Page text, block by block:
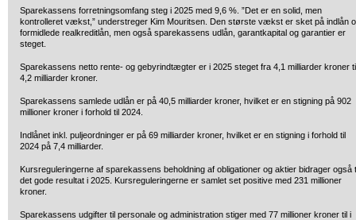
Sparekassens forretningsomfang steg i 2025 med 9,6 %. ”Det er en solid, men
kontrolleret vækst,” understreger Kim Mouritsen. Den største vækst er sket på indlån
formidlede realkreditlån, men også sparekassens udlån, garantkapital og garantier er
steget.
Sparekassens netto rente- og gebyrindtægter er i 2025 steget fra 4,1 milliarder kroner
4,2 milliarder kroner.
Sparekassens samlede udlån er på 40,5 milliarder kroner, hvilket er en stigning på 902
millioner kroner i forhold til 2024.
Indlånet inkl. puljeordninger er på 69 milliarder kroner, hvilket er en stigning i forhold til
2024 på 7,4 milliarder.
Kursreguleringerne af sparekassens beholdning af obligationer og aktier bidrager også
det gode resultat i 2025. Kursreguleringerne er samlet set positive med 231 millioner
kroner.
Sparekassens udgifter til personale og administration stiger med 77 millioner kroner til i